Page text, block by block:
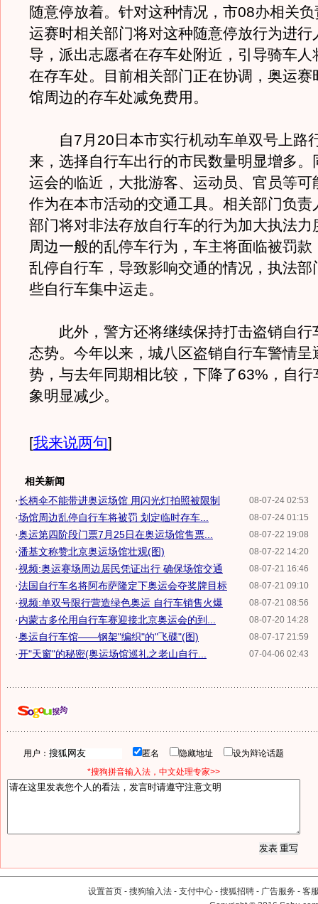
随意停放着。针对这种情况，市08办相关
运赛时相关部门将对这种随意停放行为进行
导，派出志愿者在存车处附近，引导骑车人
在存车处。目前相关部门正在协调，奥运赛
馆周边的存车处减免费用。
自7月20日本市实行机动车单双号上路
来，选择自行车出行的市民数量明显增多。
运会的临近，大批游客、运动员、官员等可
作为在本市活动的交通工具。相关部门负责
部门将对非法存放自行车的行为加大执法力
周边一般的乱停车行为，车主将面临被罚款
乱停自行车，导致影响交通的情况，执法部
些自行车集中运走。
此外，警方还将继续保持打击盗销自行
态势。今年以来，城八区盗销自行车警情呈
势，与去年同期相比较，下降了63%，自行
象明显减少。
[我来说两句]
相关新闻
08-07-24 02:53
·长柄伞不能带进奥运场馆 用闪光灯拍照被限制
08-07-24 01:15
·场馆周边乱停自行车将被罚 划定临时存车...
08-07-22 19:08
·奥运第四阶段门票7月25日在奥运场馆售票...
08-07-22 14:20
·潘基文称赞北京奥运场馆壮观(图)
08-07-21 16:46
·视频:奥运赛场周边居民凭证出行 确保场馆交通
08-07-21 09:10
·法国自行车名将阿布萨隆定下奥运会夺奖牌目标
08-07-21 08:56
·视频:单双号限行营造绿色奥运 自行车销售火爆
08-07-20 14:28
·内蒙古多伦用自行车赛迎接北京奥运会的到...
08-07-17 21:59
·奥运自行车馆——钢架"编织"的"飞碟"(图)
07-04-06 02:43
·开"天窗"的秘密(奥运场馆巡礼之老山自行...
用户： 匿名 隐藏地址
设为辩论话题
*搜狗拼音输入法，中文处理专家>>
设置首页 - 搜狗输入法 - 支付中心 - 搜狐招聘 - 广告服务 - 客